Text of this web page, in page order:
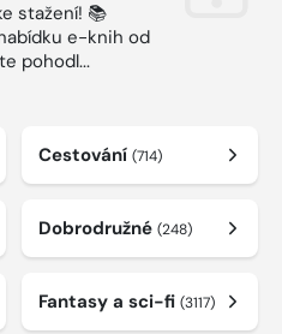
stažení! 📚
e-knih od
pohodl...
Cestování (714)
Dobrodružné (248)
Fantasy a sci-fi (3117)